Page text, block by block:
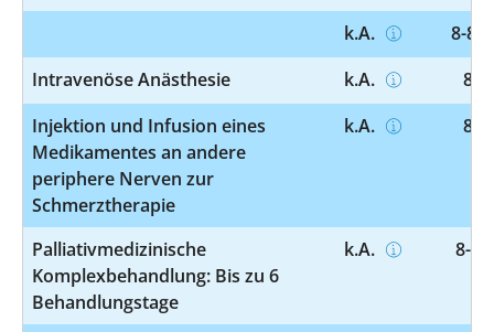
k.A.
8-
Intravenöse Anästhesie
k.A.
8-
Injektion und Infusion eines
Medikamentes an andere
periphere Nerven zur
Schmerztherapie
k.A. 8-
Palliativmedizinische
Komplexbehandlung: Bis zu 6
Behandlungstage
k.A. 8-